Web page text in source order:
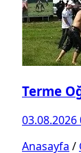
Terme
03.08.2026
Anasayfa /